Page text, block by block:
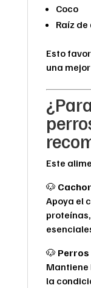
Coco
Raíz
Esto
una
Este
🐶
Apoya el
🐶
Mantiene
la